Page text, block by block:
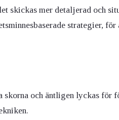
skickas mer detaljerad och
strategier,
skorna och äntligen lyckas för